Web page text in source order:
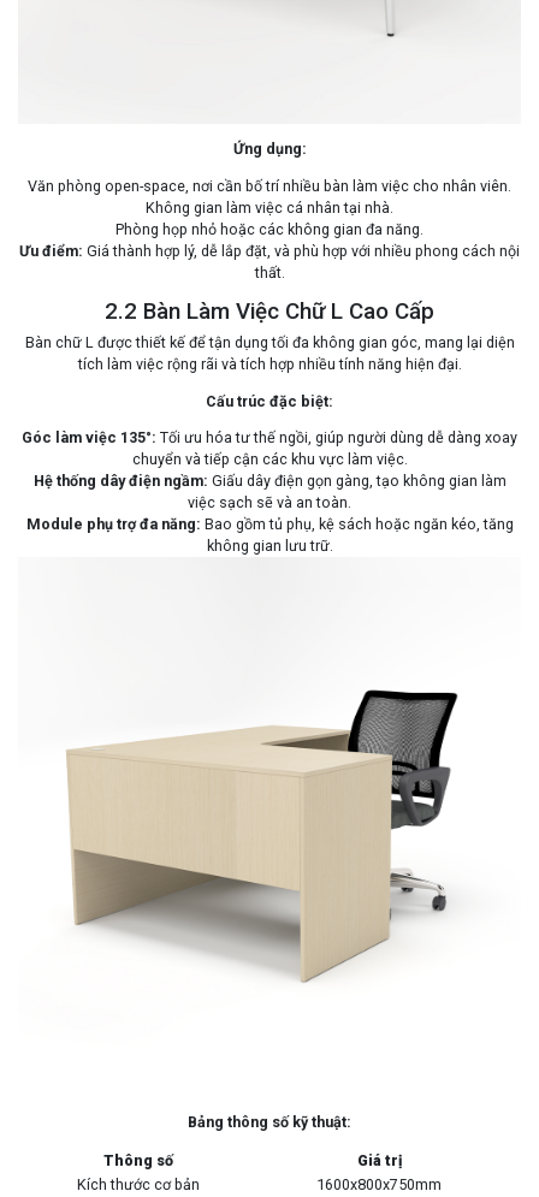
Ứng dụng:
Văn phòng open-space, nơi cần bố trí nhiều bàn làm việc cho nhân viên.
Không gian làm việc cá nhân tại nhà.
Phòng họp nhỏ hoặc các không gian đa năng.
Ưu điểm: Giá thành hợp lý, dễ lắp đặt, và phù hợp với nhiều phong cách nội
thất.
2.2 Bàn Làm Việc Chữ L Cao Cấp
Bàn chữ L được thiết kế để tận dụng tối đa không gian góc, mang lại diện
tích làm việc rộng rãi và tích hợp nhiều tính năng hiện đại.
Cấu trúc đặc biệt:
Góc làm việc 135°: Tối ưu hóa tư thế ngồi, giúp người dùng dễ dàng xoay
chuyển và tiếp cận các khu vực làm việc.
Hệ thống dây điện ngầm: Giấu dây điện gọn gàng, tạo không gian làm
việc sạch sẽ và an toàn.
Module phụ trợ đa năng: Bao gồm tủ phụ, kệ sách hoặc ngăn kéo, tăng
không gian lưu trữ.
Bảng thông số kỹ thuật:
Thông số
Giá trị
Kích thước cơ bản
1600x800x750mm